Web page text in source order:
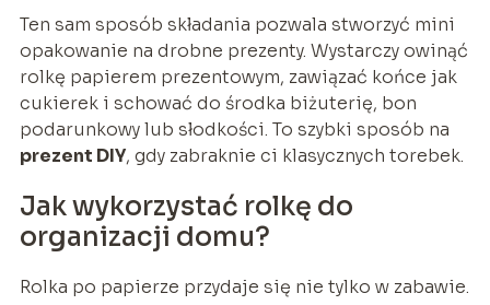
Ten sam sposób składania pozwala stworzyć mini
opakowanie na drobne prezenty. Wystarczy owinąć
rolkę papierem prezentowym, zawiązać końce jak
cukierek i schować do środka biżuterię, bon
podarunkowy lub słodkości. To szybki sposób na
prezent DIY, gdy zabraknie ci klasycznych torebek.
Jak wykorzystać rolkę do
organizacji domu?
Rolka po papierze przydaje się nie tylko w zabawie.